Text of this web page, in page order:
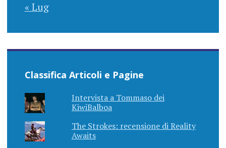
« Lug
Classifica Articoli e Pagine
Intervista a Tommaso dei
KiwiBalboa
The Strokes: recensione di Reality
Awaits